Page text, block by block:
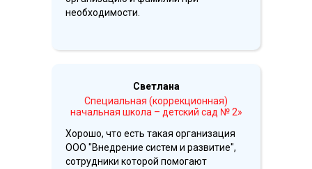
необходимости.
Хорошо, что есть такая организация
ООО "Внедрение систем и развитие",
сотрудники которой помогают
Светлана
Специальная (коррекционная)
начальная школа – детский сад № 2»